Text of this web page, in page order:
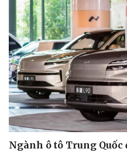
Ngành ô tô Trung